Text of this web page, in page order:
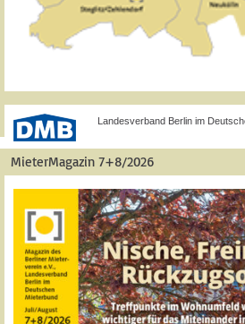
Landesverband Berlin im
MieterMagazin 7+8/2026